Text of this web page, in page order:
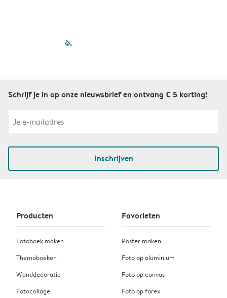
filled-pagination
Schrijf je in op onze nieuwsbrief en ontvang € 5 korting!
Inschrijven
Producten
Fotoboek maken
Themaboeken
Wanddecoratie
Fotocollage
Favorieten
Poster maken
Foto op aluminium
Foto op canvas
Foto op forex